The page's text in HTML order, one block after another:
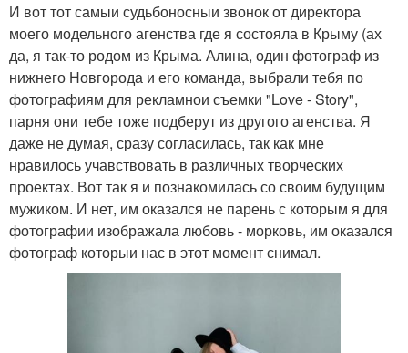
И вот тот самыи судьбоносныи звонок от директора
моего модельного агенства где я состояла в Крыму (ах
да, я так-то родом из Крыма. Алина, один фотограф из
нижнего Новгорода и его команда, выбрали тебя по
фотографиям для рекламнои съемки "Love - Story",
парня они тебе тоже подберут из другого агенства. Я
даже не думая, сразу согласилась, так как мне
нравилось учавствовать в различных творческих
проектах. Вот так я и познакомилась со своим будущим
мужиком. И нет, им оказался не парень с которым я для
фотографии изображала любовь - морковь, им оказался
фотограф которыи нас в этот момент снимал.